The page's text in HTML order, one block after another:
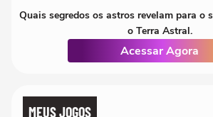
Quais segredos os astros revelam para o
o Terra Astral.
Acessar Agora
MEUS JOGOS